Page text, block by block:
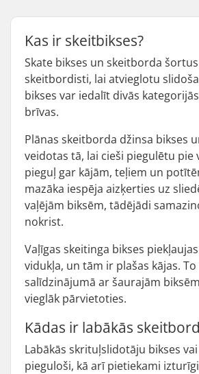
Kas ir skeitbikses?
Skate bikses un skeitborda
skeitbordisti, lai atvieglotu
bikses var iedalīt divās
brīvas.
Plānas skeitborda džinsa bikses
veidotas tā, lai cieši piegulētu pie
pieguļ gar kājām, teļiem un
mazāka iespēja aizķerties uz
vaļējām biksēm, tādējādi
nokrist.
Vaļīgas skeitinga bikses
vidukļa, un tām ir plašas kājas.
salīdzinājumā ar šaurajām
vieglāk pārvietoties.
Kādas ir labākās
Labākās skrituļslidotāju bikses
pieguloši, kā arī pietiekami